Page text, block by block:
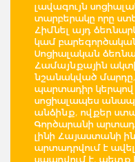
լավագույն
տարբերակը որը
Հիմնել այդ
կամ
Սոցիալական
Համայնքային
նշանակված մարդը,
պարտադիր
սոցիալապես
անձինք, ովքեր
Գործարանի
լինի Հայաստանի
արտադրվում է
սպառվում է,